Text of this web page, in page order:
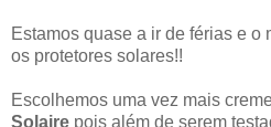
Estamos quase a ir de férias e o
os protetores solares!!
Escolhemos uma vez mais
Solaire pois além de serem